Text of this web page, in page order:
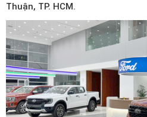
Thuận, TP. HCM.